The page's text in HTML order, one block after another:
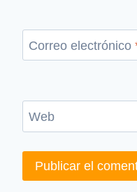
Correo electrónico
Web